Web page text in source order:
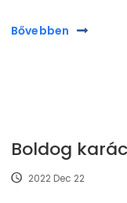
Bővebben
Boldog
2022 Dec 22